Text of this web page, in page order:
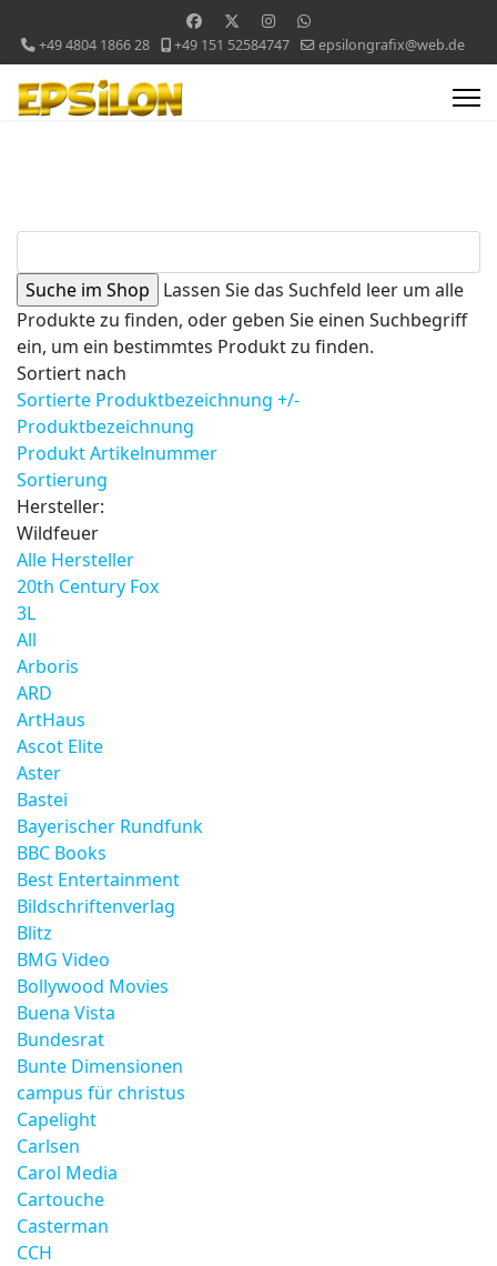
+49 4804 1866 28 +49 151 52584747 epsilongrafix@web.de
Lassen Sie das Suchfeld leer um alle
Produkte zu finden, oder geben Sie einen Suchbegriff
ein, um ein bestimmtes Produkt zu finden.
Sortiert nach
Sortierte Produktbezeichnung +/-
Produktbezeichnung
Produkt Artikelnummer
Sortierung
Hersteller:
Wildfeuer
Alle Hersteller
20th Century Fox
3L
All
Arboris
ARD
ArtHaus
Ascot Elite
Aster
Bastei
Bayerischer Rundfunk
BBC Books
Best Entertainment
Bildschriftenverlag
Blitz
BMG Video
Bollywood Movies
Buena Vista
Bundesrat
Bunte Dimensionen
campus für christus
Capelight
Carlsen
Carol Media
Cartouche
Casterman
CCH